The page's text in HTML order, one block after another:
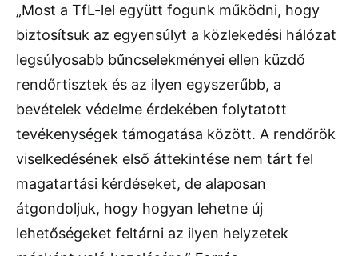
„Most a TfL-lel együtt fogunk működni, hogy
biztosítsuk az egyensúlyt a közlekedési hálózat
legsúlyosabb bűncselekményei ellen küzdő
rendőrtisztek és az ilyen egyszerűbb, a
bevételek védelme érdekében folytatott
tevékenységek támogatása között. A rendőrök
viselkedésének első áttekintése nem tárt fel
magatartási kérdéseket, de alaposan
átgondoljuk, hogy hogyan lehetne új
lehetőségeket feltárni az ilyen helyzetek